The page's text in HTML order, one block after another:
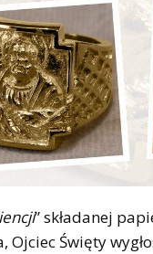
” składanej
Święty